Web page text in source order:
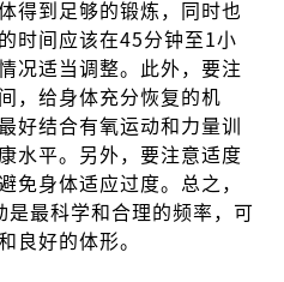
得到足够的锻炼，同时也
时间应该在45分钟至1小
况适当调整。此外，要注
，给身体充分恢复的机
好结合有氧运动和力量训
水平。另外，要注意适度
免身体适应过度。总之，
最科学和合理的频率，可
良好的体形。